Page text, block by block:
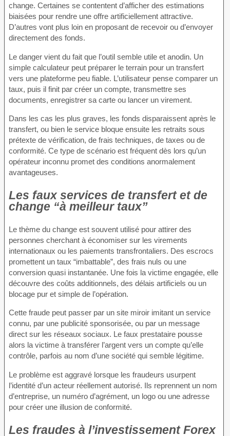
change. Certaines se contentent d’afficher des estimations
biaisées pour rendre une offre artificiellement attractive.
D’autres vont plus loin en proposant de recevoir ou d’envoyer
directement des fonds.
Le danger vient du fait que l’outil semble utile et anodin. Un
simple calculateur peut préparer le terrain pour un transfert
vers une plateforme peu fiable. L’utilisateur pense comparer un
taux, puis il finit par créer un compte, transmettre ses
documents, enregistrer sa carte ou lancer un virement.
Dans les cas les plus graves, les fonds disparaissent après le
transfert, ou bien le service bloque ensuite les retraits sous
prétexte de vérification, de frais techniques, de taxes ou de
conformité. Ce type de scénario est fréquent dès lors qu’un
opérateur inconnu promet des conditions anormalement
avantageuses.
Les faux services de transfert et de
change “à meilleur taux”
Le thème du change est souvent utilisé pour attirer des
personnes cherchant à économiser sur les virements
internationaux ou les paiements transfrontaliers. Des escrocs
promettent un taux “imbattable”, des frais nuls ou une
conversion quasi instantanée. Une fois la victime engagée, elle
découvre des coûts additionnels, des délais artificiels ou un
blocage pur et simple de l’opération.
Cette fraude peut passer par un site miroir imitant un service
connu, par une publicité sponsorisée, ou par un message
direct sur les réseaux sociaux. Le faux prestataire pousse
alors la victime à transférer l’argent vers un compte qu’elle
contrôle, parfois au nom d’une société qui semble légitime.
Le problème est aggravé lorsque les fraudeurs usurpent
l’identité d’un acteur réellement autorisé. Ils reprennent un nom
d’entreprise, un numéro d’agrément, un logo ou une adresse
pour créer une illusion de conformité.
Les fraudes à l’investissement Forex